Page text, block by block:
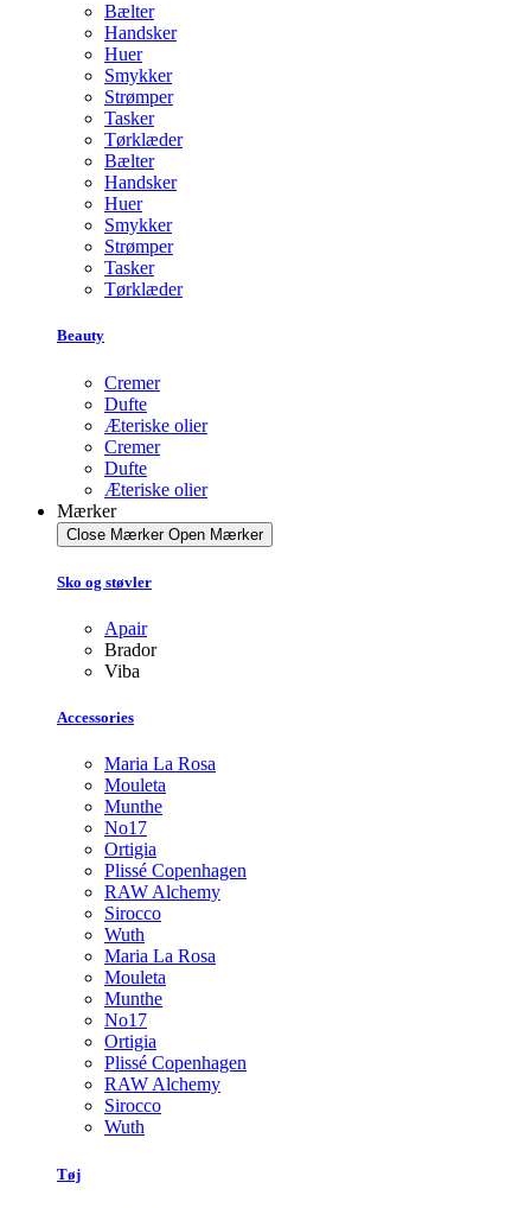
Bælter
Handsker
Huer
Smykker
Strømper
Tasker
Tørklæder
Bælter
Handsker
Huer
Smykker
Strømper
Tasker
Tørklæder
Beauty
Cremer
Dufte
Æteriske olier
Cremer
Dufte
Æteriske olier
Mærker
Close Mærker Open Mærker
Sko og støvler
Apair
Brador
Viba
Accessories
Maria La Rosa
Mouleta
Munthe
No17
Ortigia
Plissé Copenhagen
RAW Alchemy
Sirocco
Wuth
Maria La Rosa
Mouleta
Munthe
No17
Ortigia
Plissé Copenhagen
RAW Alchemy
Sirocco
Wuth
Tøj